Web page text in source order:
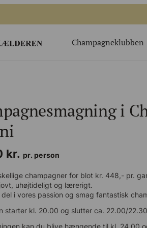
for 2
Champagne for 2
beløb til bar/butik
Økologisk Køb
Champagneklubben
i
kr. pr. person
champagner for blot kr. 448,- pr. gane.
uhøjtideligt og lærerigt.
i vores passion og smag fantastisk
starter kl. 20.00 og slutter ca. 22.00/22.30.
kan du blive hængende til kl. 24.00 og